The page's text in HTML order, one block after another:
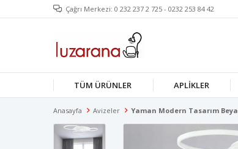
Çağrı Merkezi: 0 232 237 2 725 - 0232 253 84 42
TÜM ÜRÜNLER APLIKLER
Anasayfa Avizeler Yaman Modern Tasarım